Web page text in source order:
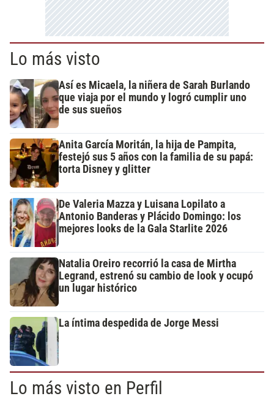
Lo más visto
Así es Micaela, la niñera de Sarah Burlando
que viaja por el mundo y logró cumplir uno
de sus sueños
Anita García Moritán, la hija de Pampita,
festejó sus 5 años con la familia de su papá:
torta Disney y glitter
De Valeria Mazza y Luisana Lopilato a
Antonio Banderas y Plácido Domingo: los
mejores looks de la Gala Starlite 2026
Natalia Oreiro recorrió la casa de Mirtha
Legrand, estrenó su cambio de look y ocupó
un lugar histórico
La íntima despedida de Jorge Messi
Lo más visto en Perfil